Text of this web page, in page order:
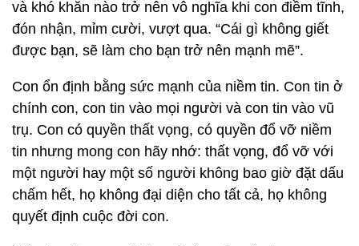
và khó khăn nào trở nên vô nghĩa khi con điềm tĩnh,
đón nhận, mỉm cười, vượt qua. “Cái gì không giết
được bạn, sẽ làm cho bạn trở nên mạnh mẽ”.
Con ổn định bằng sức mạnh của niềm tin. Con tin ở
chính con, con tin vào mọi người và con tin vào vũ
trụ. Con có quyền thất vọng, có quyền đổ vỡ niềm
tin nhưng mong con hãy nhớ: thất vọng, đổ vỡ với
một người hay một số người không bao giờ đặt dấu
chấm hết, họ không đại diện cho tất cả, họ không
quyết định cuộc đời con.